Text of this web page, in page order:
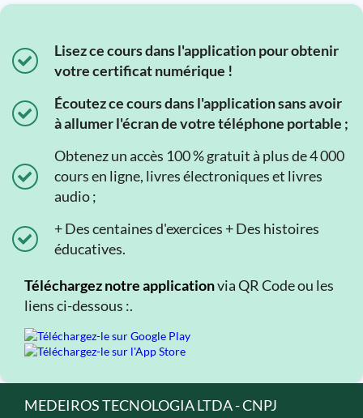
Lisez ce cours dans l'application pour obtenir
votre certificat numérique !
Écoutez ce cours dans l'application sans avoir
à allumer l'écran de votre téléphone portable ;
Obtenez un accès 100 % gratuit à plus de 4 000
cours en ligne, livres électroniques et livres
audio ;
+ Des centaines d'exercices + Des histoires
éducatives.
Téléchargez notre applicationvia QR Code ou les
liens ci-dessous :.
MEDEIROS TECNOLOGIA LTDA - CNPJ